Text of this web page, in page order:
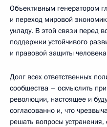
Объективным генератором
и переход мировой
укладу. В этой связи перед
поддержки устойчивого
и правовой защиты
Долг всех ответственных
сообщества – осмыслить
революции, настоящее и
согласованно и, что
решать вопросы